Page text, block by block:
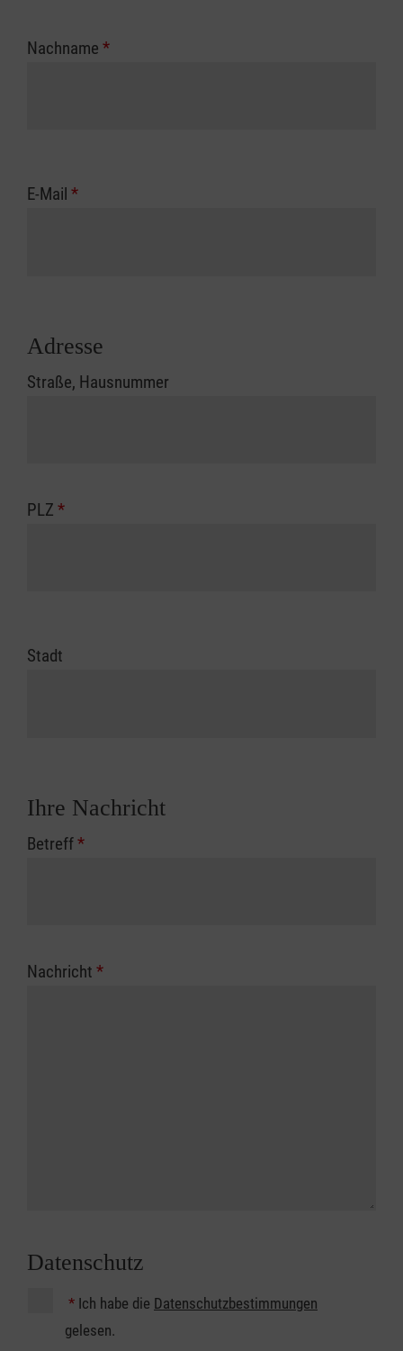
Nachname *
E-Mail *
Adresse
Straße, Hausnummer
PLZ *
Stadt
Ihre Nachricht
Betreff*
Nachricht *
Datenschutz
* Ich habe die Datenschutzbestimmungen
gelesen.